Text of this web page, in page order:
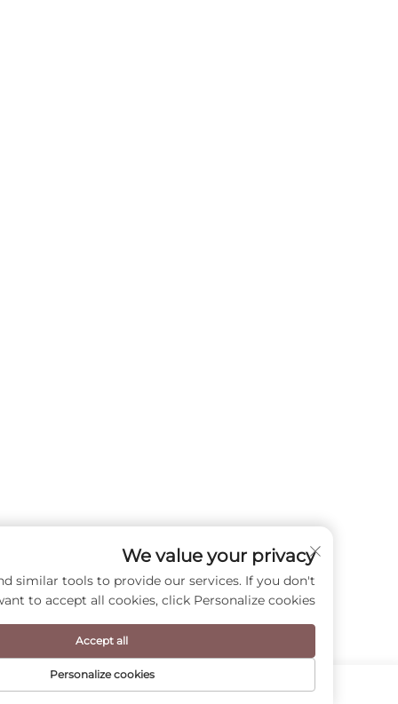
We value your privacy
cookies and similar tools to provide our services. If you don't
want to accept all cookies, click Personalize cookies.
Personalize cookies